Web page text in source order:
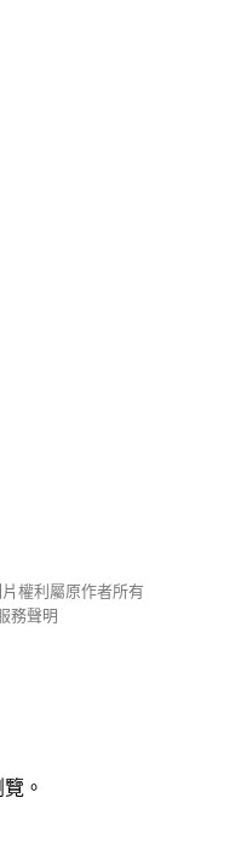
權利屬原作者所有
務聲明
。